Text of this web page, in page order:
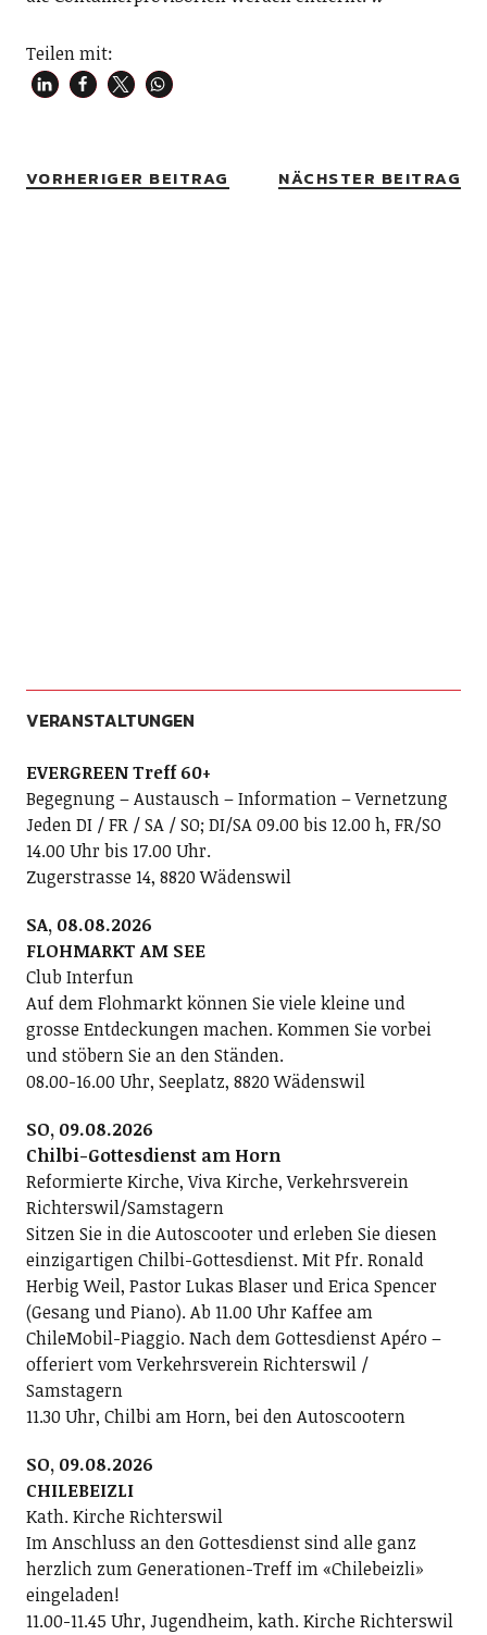
Teilen mit:
VORHERIGER BEITRAG NÄCHSTER BEITRAG
VERANSTALTUNGEN
EVERGREEN Treff 60+
Begegnung – Austausch – Information – Vernetzung
Jeden DI / FR / SA / SO; DI/SA 09.00 bis 12.00 h, FR/SO
14.00 Uhr bis 17.00 Uhr.
Zugerstrasse 14, 8820 Wädenswil
SA, 08.08.2026
FLOHMARKT AM SEE
Club Interfun
Auf dem Flohmarkt können Sie viele kleine und
grosse Entdeckungen machen. Kommen Sie vorbei
und stöbern Sie an den Ständen.
08.00-16.00 Uhr, Seeplatz, 8820 Wädenswil
SO, 09.08.2026
Chilbi-Gottesdienst am Horn
Reformierte Kirche, Viva Kirche, Verkehrsverein
Richterswil/Samstagern
Sitzen Sie in die Autoscooter und erleben Sie diesen
einzigartigen Chilbi-Gottesdienst. Mit Pfr. Ronald
Herbig Weil, Pastor Lukas Blaser und Erica Spencer
(Gesang und Piano). Ab 11.00 Uhr Kaffee am
ChileMobil-Piaggio. Nach dem Gottesdienst Apéro –
offeriert vom Verkehrsverein Richterswil /
Samstagern
11.30 Uhr, Chilbi am Horn, bei den Autoscootern
SO, 09.08.2026
CHILEBEIZLI
Kath. Kirche Richterswil
Im Anschluss an den Gottesdienst sind alle ganz
herzlich zum Generationen-Treff im «Chilebeizli»
eingeladen!
11.00-11.45 Uhr, Jugendheim, kath. Kirche Richterswil